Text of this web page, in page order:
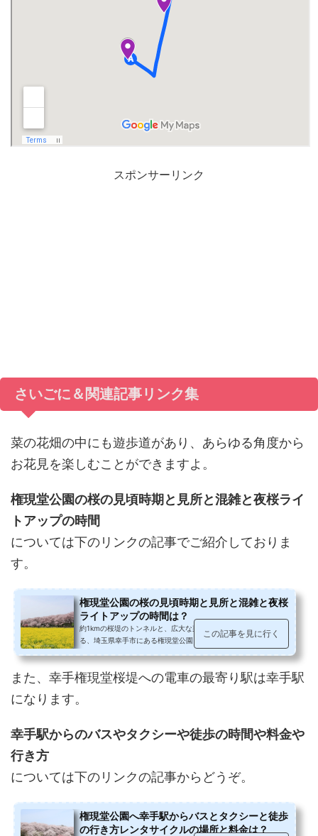
スポンサーリンク
さいごに＆関連記事リンク集
菜の花畑の中にも遊歩道があり、あらゆる角度から
お花見を楽しむことができますよ。
権現堂公園の桜の見頃時期と見所と混雑と夜桜ライ
トアップの時間
については下のリンクの記事でご紹介しておりま
す。
権現堂公園の桜の見頃時期と見所と混雑と夜桜
ライトアップの時間は？
約1kmの桜堤のトンネルと、広大な菜の花のコラボが見応えのあ
る、埼玉県幸手市にある権現堂公園（幸手権現堂桜堤）。桜まつ
この記事を見に行く
また、幸手権現堂桜堤への電車の最寄り駅は幸手駅
になります。
幸手駅からのバスやタクシーや徒歩の時間や料金や
行き方
については下のリンクの記事からどうぞ。
権現堂公園へ幸手駅からバスとタクシーと徒歩
の行き方レンタサイクルの場所と料金は？